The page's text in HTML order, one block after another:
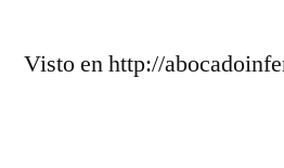
Visto en http://